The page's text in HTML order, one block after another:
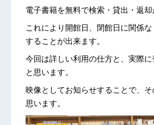
電子書籍を無料で検索・貸出・返却
これにより開館日、閉館日に関係
することが出来ます。
今回は詳しい利用の仕方と、実際
と思います。
映像としてお知らせすることで、
思います。